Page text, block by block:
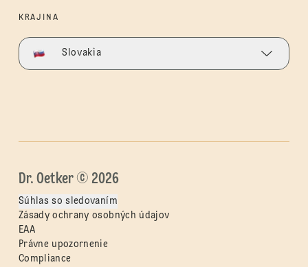
KRAJINA
Slovakia
Dr. Oetker © 2026
Súhlas so sledovaním
Zásady ochrany osobných údajov
EAA
Právne upozornenie
Compliance